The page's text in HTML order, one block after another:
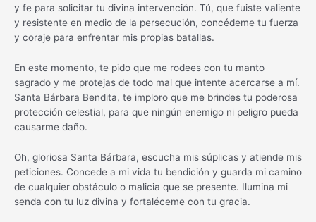
y fe para solicitar tu divina intervención. Tú, que fuiste valiente
y resistente en medio de la persecución, concédeme tu fuerza
y coraje para enfrentar mis propias batallas.
En este momento, te pido que me rodees con tu manto
sagrado y me protejas de todo mal que intente acercarse a mí.
Santa Bárbara Bendita, te imploro que me brindes tu poderosa
protección celestial, para que ningún enemigo ni peligro pueda
causarme daño.
Oh, gloriosa Santa Bárbara, escucha mis súplicas y atiende mis
peticiones. Concede a mi vida tu bendición y guarda mi camino
de cualquier obstáculo o malicia que se presente. Ilumina mi
senda con tu luz divina y fortaléceme con tu gracia.